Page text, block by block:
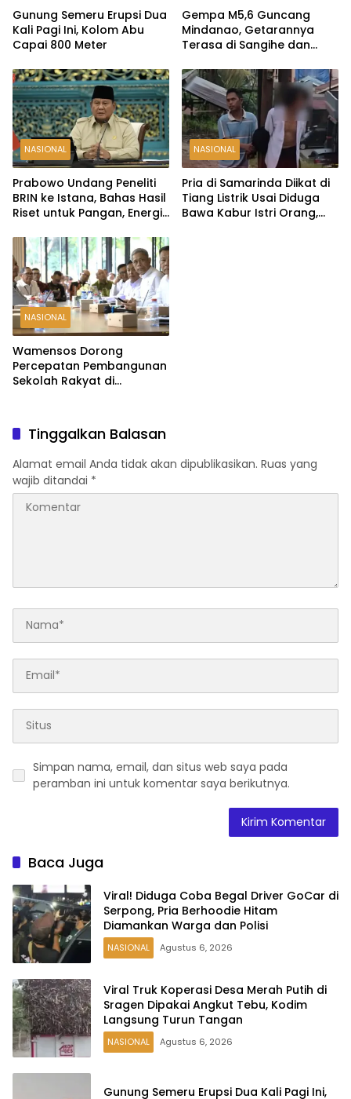
Gunung Semeru Erupsi Dua
Kali Pagi Ini, Kolom Abu
Capai 800 Meter
Gempa M5,6 Guncang
Mindanao, Getarannya
Terasa di Sangihe dan
NASIONAL
Prabowo Undang Peneliti
BRIN ke Istana, Bahas Hasil
Riset untuk Pangan, Energi,
NASIONAL
Pria di Samarinda Diikat di
Tiang Listrik Usai Diduga
Bawa Kabur Istri Orang,
NASIONAL
Wamensos Dorong
Percepatan Pembangunan
Sekolah Rakyat di
Tinggalkan Balasan
Alamat email Anda tidak akan dipublikasikan. Ruas yang
wajib ditandai *
Simpan nama, email, dan situs web saya pada
peramban ini untuk komentar saya berikutnya.
Baca Juga
Viral! Diduga Coba Begal Driver GoCar di
Serpong, Pria Berhoodie Hitam
Diamankan Warga dan Polisi
NASIONAL Agustus 6, 2026
Viral Truk Koperasi Desa Merah Putih di
Sragen Dipakai Angkut Tebu, Kodim
Langsung Turun Tangan
NASIONAL Agustus 6, 2026
Gunung Semeru Erupsi Dua Kali Pagi Ini,